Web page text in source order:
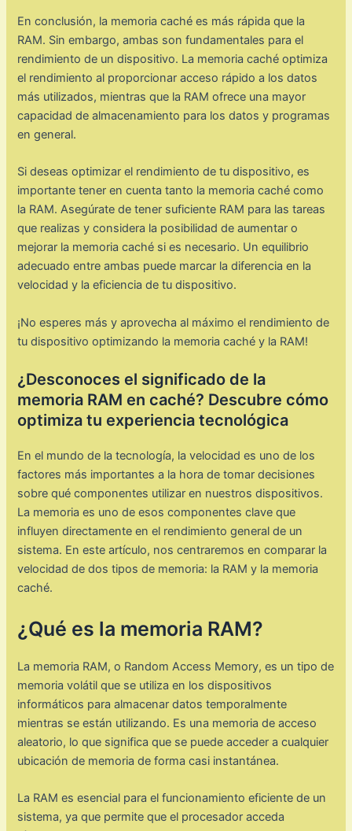
En conclusión, la memoria caché es más rápida que la
RAM. Sin embargo, ambas son fundamentales para el
rendimiento de un dispositivo. La memoria caché optimiza
el rendimiento al proporcionar acceso rápido a los datos
más utilizados, mientras que la RAM ofrece una mayor
capacidad de almacenamiento para los datos y programas
en general.
Si deseas optimizar el rendimiento de tu dispositivo, es
importante tener en cuenta tanto la memoria caché como
la RAM. Asegúrate de tener suficiente RAM para las tareas
que realizas y considera la posibilidad de aumentar o
mejorar la memoria caché si es necesario. Un equilibrio
adecuado entre ambas puede marcar la diferencia en la
velocidad y la eficiencia de tu dispositivo.
¡No esperes más y aprovecha al máximo el rendimiento de
tu dispositivo optimizando la memoria caché y la RAM!
¿Desconoces el significado de la
memoria RAM en caché? Descubre cómo
optimiza tu experiencia tecnológica
En el mundo de la tecnología, la velocidad es uno de los
factores más importantes a la hora de tomar decisiones
sobre qué componentes utilizar en nuestros dispositivos.
La memoria es uno de esos componentes clave que
influyen directamente en el rendimiento general de un
sistema. En este artículo, nos centraremos en comparar la
velocidad de dos tipos de memoria: la RAM y la memoria
caché.
¿Qué es la memoria RAM?
La memoria RAM, o Random Access Memory, es un tipo de
memoria volátil que se utiliza en los dispositivos
informáticos para almacenar datos temporalmente
mientras se están utilizando. Es una memoria de acceso
aleatorio, lo que significa que se puede acceder a cualquier
ubicación de memoria de forma casi instantánea.
La RAM es esencial para el funcionamiento eficiente de un
sistema, ya que permite que el procesador acceda